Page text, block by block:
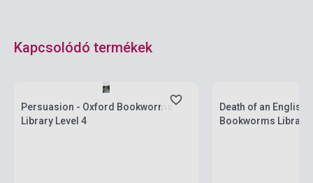
Kapcsolódó termékek
Persuasion - Oxford Bookworms
Library Level 4
Death of an
Bookworms Library